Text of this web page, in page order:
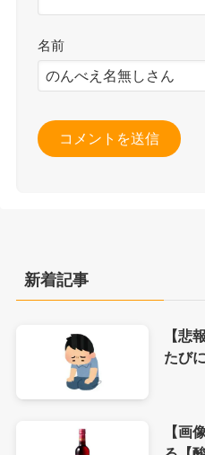
名前
新着記事
【悲
たび
【画